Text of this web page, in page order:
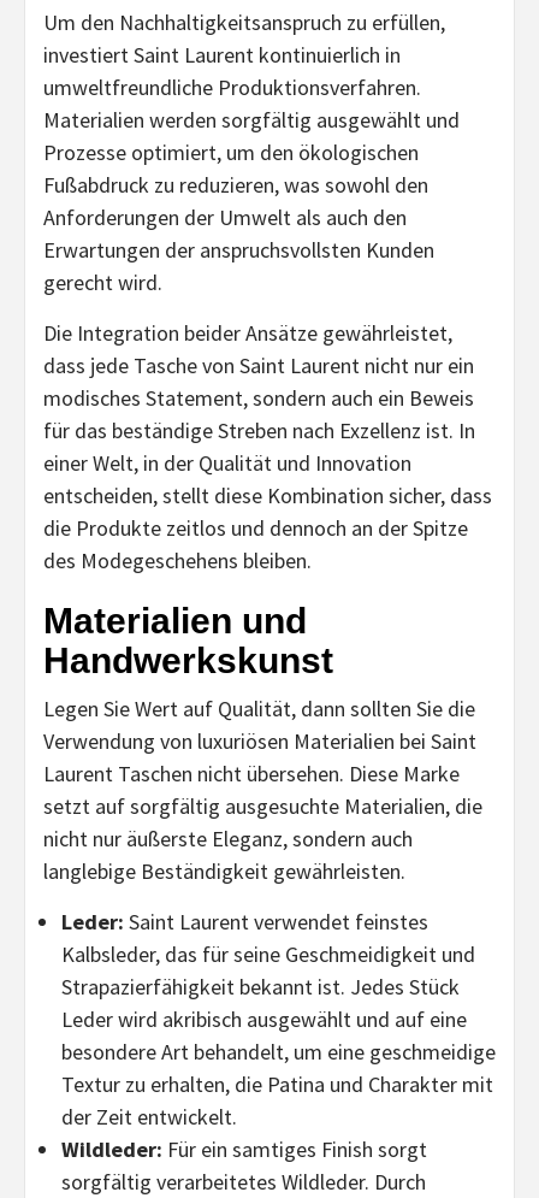
Um den Nachhaltigkeitsanspruch zu erfüllen,
investiert Saint Laurent kontinuierlich in
umweltfreundliche Produktionsverfahren.
Materialien werden sorgfältig ausgewählt und
Prozesse optimiert, um den ökologischen
Fußabdruck zu reduzieren, was sowohl den
Anforderungen der Umwelt als auch den
Erwartungen der anspruchsvollsten Kunden
gerecht wird.
Die Integration beider Ansätze gewährleistet,
dass jede Tasche von Saint Laurent nicht nur ein
modisches Statement, sondern auch ein Beweis
für das beständige Streben nach Exzellenz ist. In
einer Welt, in der Qualität und Innovation
entscheiden, stellt diese Kombination sicher, dass
die Produkte zeitlos und dennoch an der Spitze
des Modegeschehens bleiben.
Materialien und
Handwerkskunst
Legen Sie Wert auf Qualität, dann sollten Sie die
Verwendung von luxuriösen Materialien bei Saint
Laurent Taschen nicht übersehen. Diese Marke
setzt auf sorgfältig ausgesuchte Materialien, die
nicht nur äußerste Eleganz, sondern auch
langlebige Beständigkeit gewährleisten.
Leder: Saint Laurent verwendet feinstes
Kalbsleder, das für seine Geschmeidigkeit und
Strapazierfähigkeit bekannt ist. Jedes Stück
Leder wird akribisch ausgewählt und auf eine
besondere Art behandelt, um eine geschmeidige
Textur zu erhalten, die Patina und Charakter mit
der Zeit entwickelt.
Wildleder: Für ein samtiges Finish sorgt
sorgfältig verarbeitetes Wildleder. Durch